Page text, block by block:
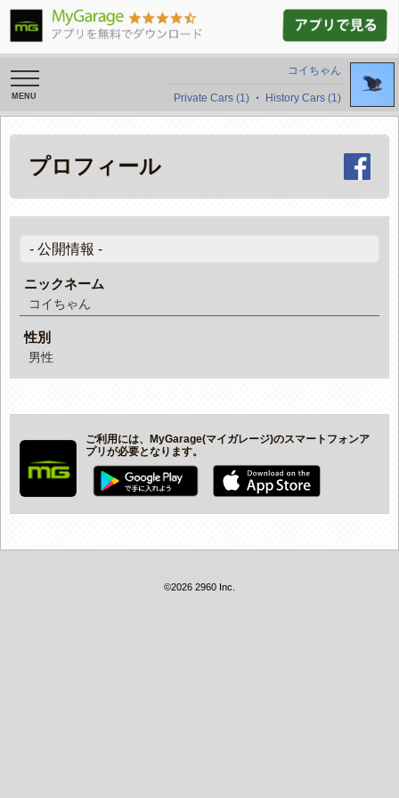
toggle
navigation
コイちゃん
Private Cars (1) ・ History Cars (1)
プロフィール
- 公開情報 -
ニックネーム
コイちゃん
性別
男性
ご利用には、MyGarage(マイガレージ)のスマートフォンア
プリが必要となります。
©2026 2960 Inc.